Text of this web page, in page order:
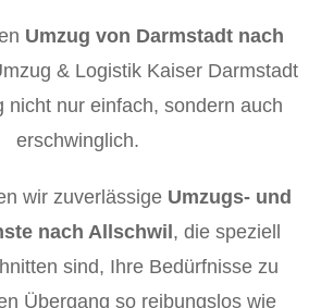
Umzug von Darmstadt nach
& Logistik Kaiser Darmstadt
nicht nur einfach, sondern auch
erschwinglich.
wir zuverlässige Umzugs- und
nach Allschwil , die speziell
sind, Ihre Bedürfnisse zu
Übergang so reibungslos wie